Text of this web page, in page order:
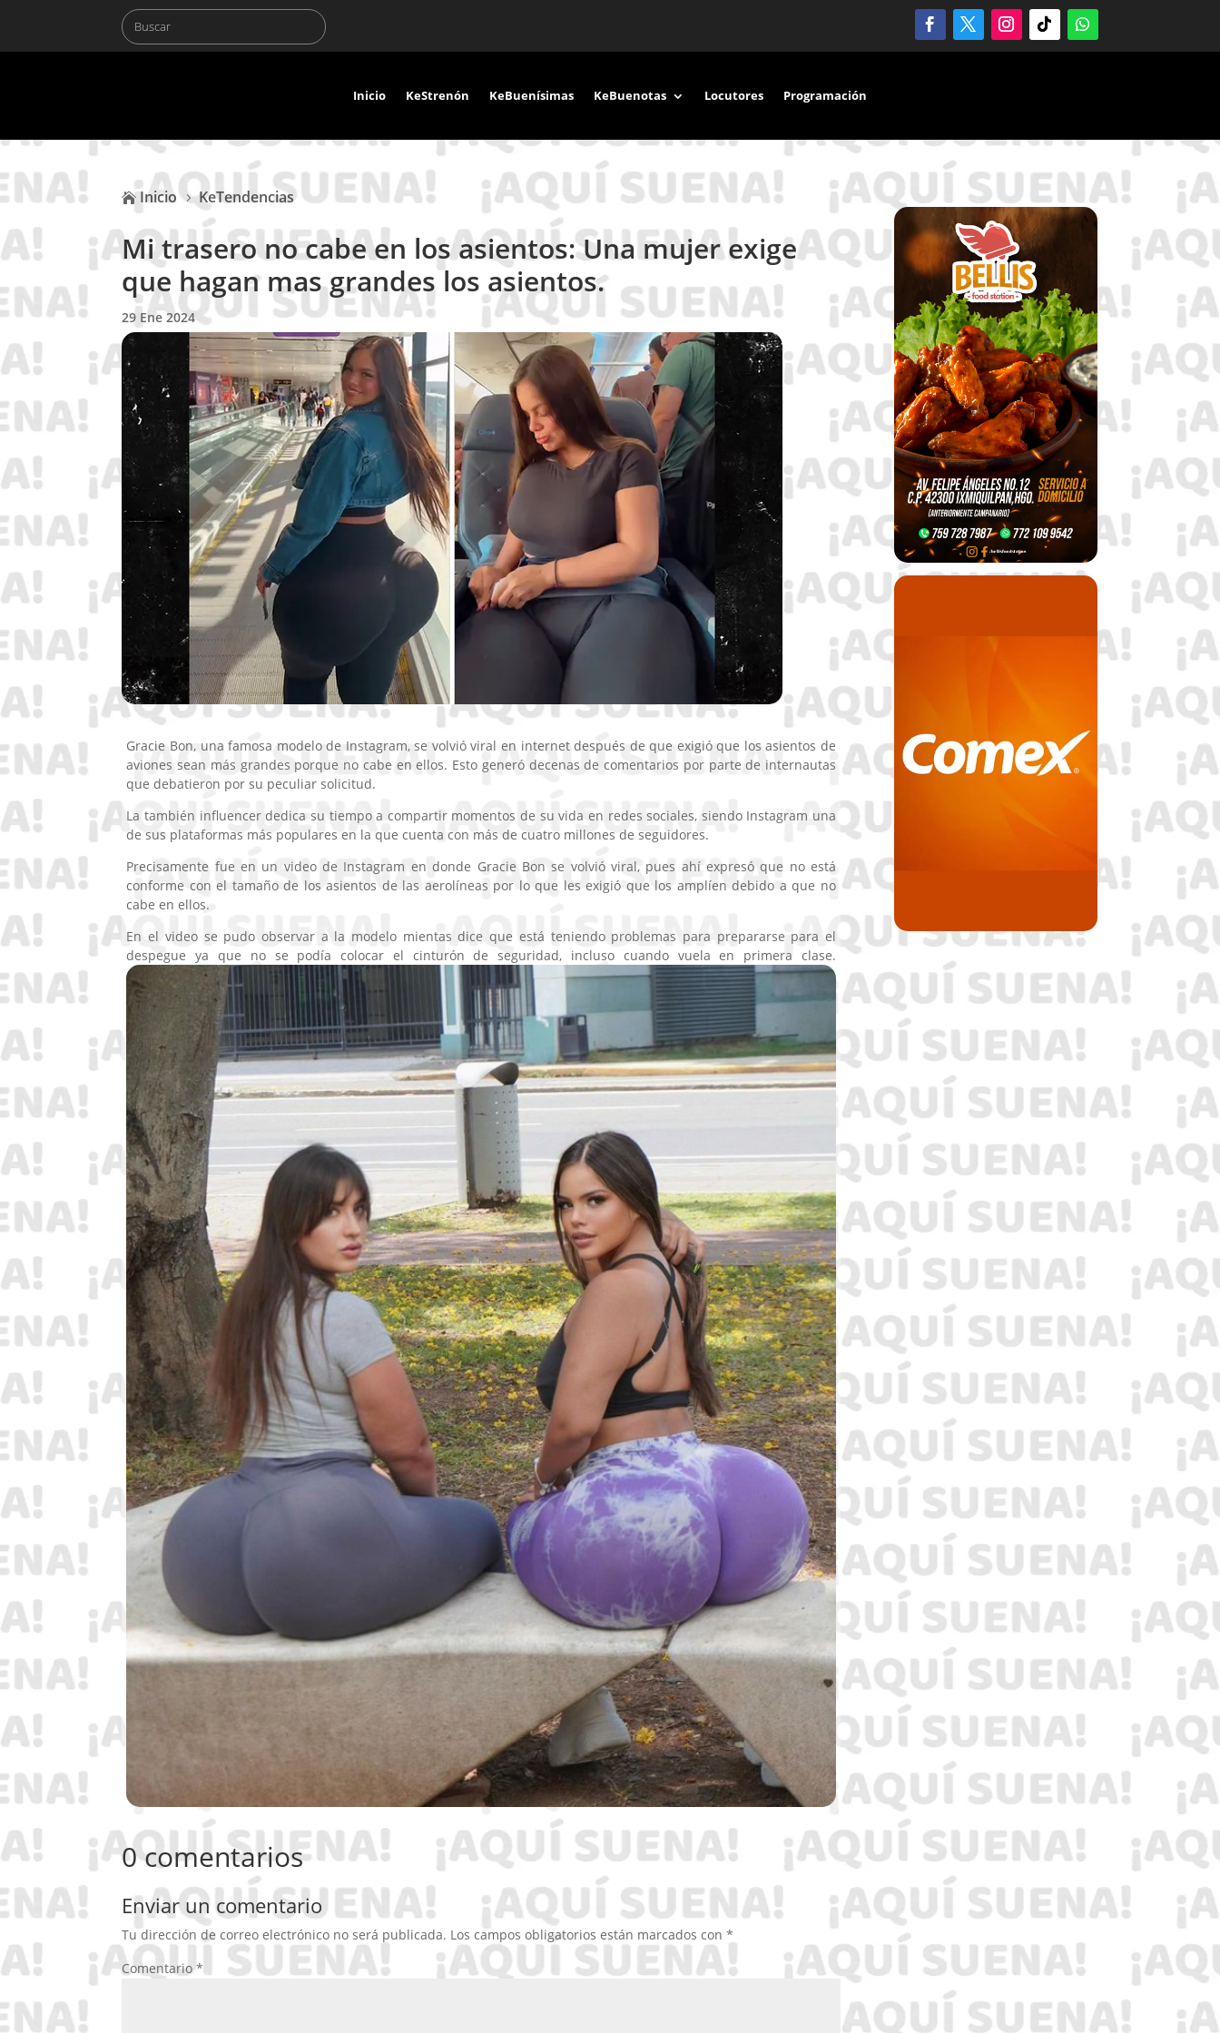
Inicio KeStrenón KeBuenísimas KeBuenotas Locutores Programación
 Inicio 5 KeTendencias
Mi trasero no cabe en los asientos: Una mujer exige
que hagan mas grandes los asientos.
29 Ene 2024
Gracie Bon, una famosa modelo de Instagram, se volvió viral en internet después de que exigió que los asientos de
aviones sean más grandes porque no cabe en ellos. Esto generó decenas de comentarios por parte de internautas
que debatieron por su peculiar solicitud.
La también influencer dedica su tiempo a compartir momentos de su vida en redes sociales, siendo Instagram una
de sus plataformas más populares en la que cuenta con más de cuatro millones de seguidores.
Precisamente fue en un video de Instagram en donde Gracie Bon se volvió viral, pues ahí expresó que no está
conforme con el tamaño de los asientos de las aerolíneas por lo que les exigió que los amplíen debido a que no
cabe en ellos.
En el video se pudo observar a la modelo mientas dice que está teniendo problemas para prepararse para el
despegue ya que no se podía colocar el cinturón de seguridad, incluso cuando vuela en primera clase.
0 comentarios
Enviar un comentario
Tu dirección de correo electrónico no será publicada. Los campos obligatorios están marcados con*
Comentario*